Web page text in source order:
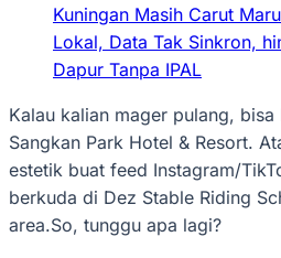
Kuningan Masih Carut
Lokal, Data Tak Sinkron,
Dapur Tanpa IPAL‎‎
‎‎Kalau kalian mager pulang,
Sangkan Park Hotel & Resort.
estetik buat feed Instagram/
berkuda di Dez Stable Riding
area.‎‎So, tunggu apa lagi?